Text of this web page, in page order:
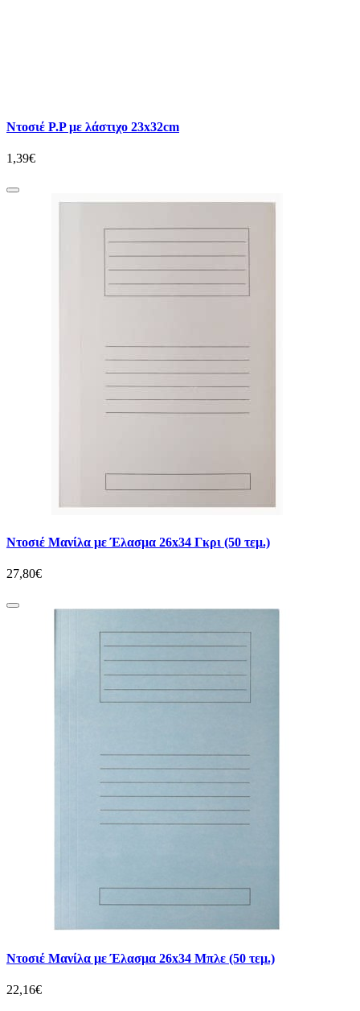
Ντοσιέ P.P με λάστιχο 23x32cm
1,39€
Ντοσιέ Μανίλα με Έλασμα 26x34 Γκρι (50 τεμ.)
27,80€
Ντοσιέ Μανίλα με Έλασμα 26x34 Μπλε (50 τεμ.)
22,16€